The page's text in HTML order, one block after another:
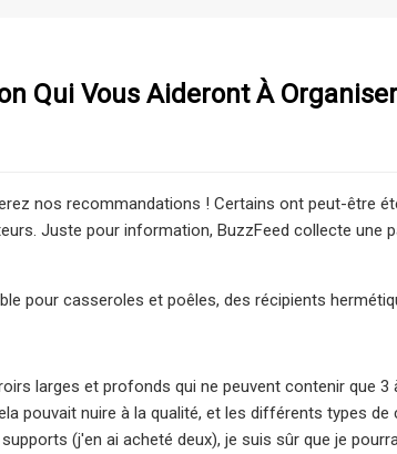
Qui Vous Aideront À
nos recommandations ! Certains ont peut-être
Juste pour information, BuzzFeed collecte
pour casseroles et poêles, des récipients
larges et profonds qui ne peuvent contenir que
pouvait nuire à la qualité, et les différents types
(j'en ai acheté deux), je suis sûr que je